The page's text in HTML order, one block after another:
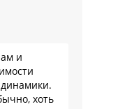
приятно …
и
хоть